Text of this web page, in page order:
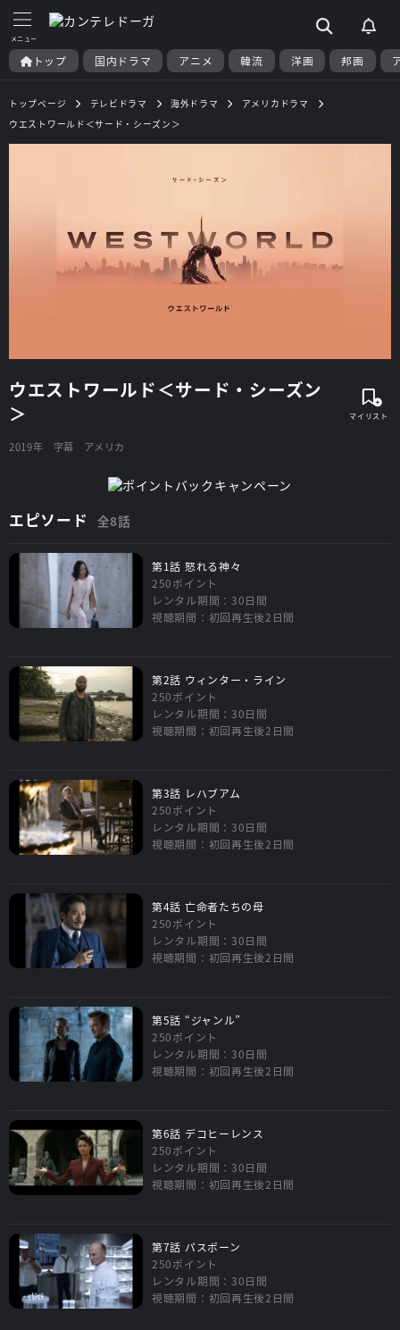
トップ 国内ドラマ アニメ 韓流 洋画 邦画
トップページ テレビドラマ 海外ドラマ
アメリカドラマ
ウエストワールド＜サード・シーズン＞
ウエストワールド＜サード・シーズン
＞
2019年 字幕 アメリカ
エピソード 全8話
第1話 怒れる神々
250ポイント
レンタル期間：30日間
視聴期間：初回再生後2日間
第2話 ウィンター・ライン
250ポイント
レンタル期間：30日間
視聴期間：初回再生後2日間
第3話 レハブアム
250ポイント
レンタル期間：30日間
視聴期間：初回再生後2日間
第4話 亡命者たちの母
250ポイント
レンタル期間：30日間
視聴期間：初回再生後2日間
第5話 “ジャンル”
250ポイント
レンタル期間：30日間
視聴期間：初回再生後2日間
第6話 デコヒーレンス
250ポイント
レンタル期間：30日間
視聴期間：初回再生後2日間
第7話 パスポーン
250ポイント
レンタル期間：30日間
視聴期間：初回再生後2日間